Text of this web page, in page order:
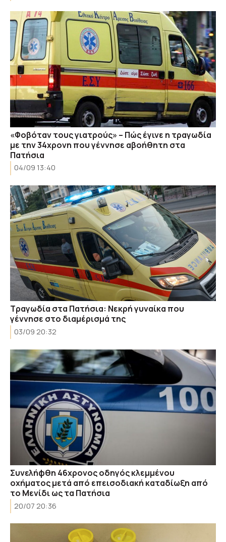
«Φοβόταν τους γιατρούς» – Πώς έγινε η τραγωδία
με την 34χρονη που γέννησε αβοήθητη στα
Πατήσια
04/09 13:40
Τραγωδία στα Πατήσια: Νεκρή γυναίκα που
γέννησε στο διαμέρισμά της
03/09 20:32
Συνελήφθη 46χρονος οδηγός κλεμμένου
οχήματος μετά από επεισοδιακή καταδίωξη από
το Μενίδι ως τα Πατήσια
20/07 20:36